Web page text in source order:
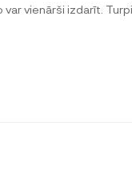
vienārši izdarīt.